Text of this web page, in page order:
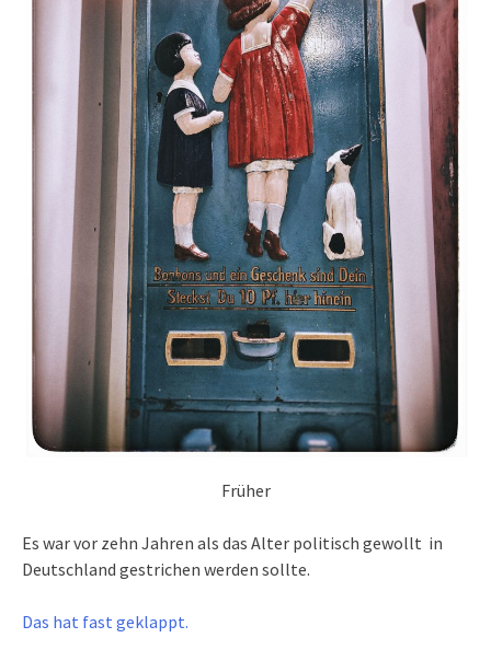
Früher
Es war vor zehn Jahren als das Alter politisch gewollt in
Deutschland gestrichen werden sollte.
Das hat fast geklappt.